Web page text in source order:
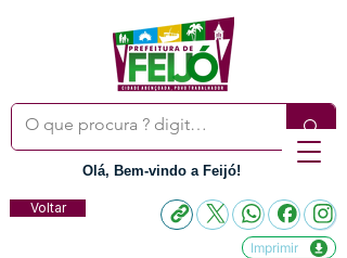
Olá, Bem-vindo a Feijó!
Voltar
Imprimir